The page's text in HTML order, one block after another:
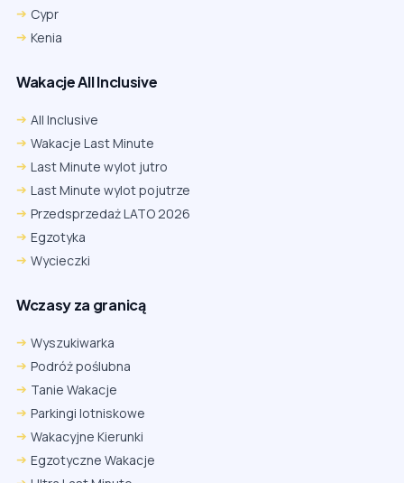
Cypr
Kenia
Wakacje All Inclusive
All Inclusive
Wakacje Last Minute
Last Minute wylot jutro
Last Minute wylot pojutrze
Przedsprzedaż LATO 2026
Egzotyka
Wycieczki
Wczasy za granicą
Wyszukiwarka
Podróż poślubna
Tanie Wakacje
Parkingi lotniskowe
Wakacyjne Kierunki
Egzotyczne Wakacje